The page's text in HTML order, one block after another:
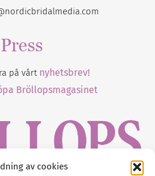
av cookies
Press
på vårt nyhetsbrev!
Bröllopsmagasinet